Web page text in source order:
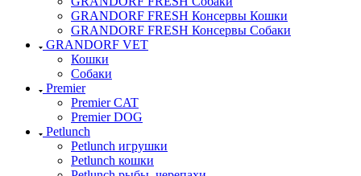
GRANDORF FRESH Консервы Кошки
GRANDORF FRESH Консервы Собаки
GRANDORF VET
Кошки
Собаки
Premier
Premier CAT
Premier DOG
Petlunch
Petlunch игрушки
Petlunch кошки